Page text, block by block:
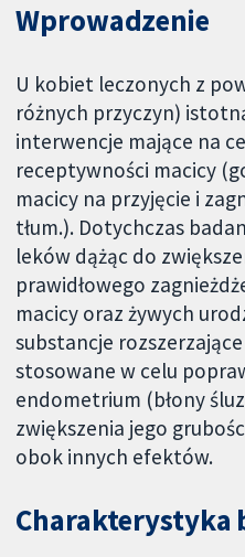
Wprowadzenie
U kobiet leczonych z
różnych przyczyn)
interwencje mające na
receptywności macicy
macicy na przyjęcie i
tłum.). Dotychczas
leków dążąc do
prawidłowego
macicy oraz żywych
substancje
stosowane w celu
endometrium (błony
zwiększenia jego
obok innych efektów.
Charakterystyka